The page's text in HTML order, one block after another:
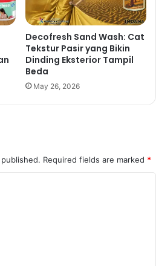
Decofresh Sand Wash: Cat
Tekstur Pasir yang Bikin
Dinding Eksterior Tampil
Beda
May 26, 2026
Required fields are marked *